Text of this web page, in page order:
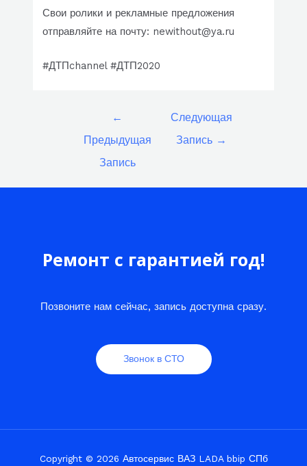
Свои ролики и рекламные предложения
отправляйте на почту: newithout@ya.ru
#ДТПchannel #ДТП2020
←
Предыдущая
Запись
Следующая
Запись →
Ремонт с гарантией год!
Позвоните нам сейчас, запись доступна сразу.
Звонок в СТО
Copyright © 2026 Автосервис ВАЗ LADA bbip СПб